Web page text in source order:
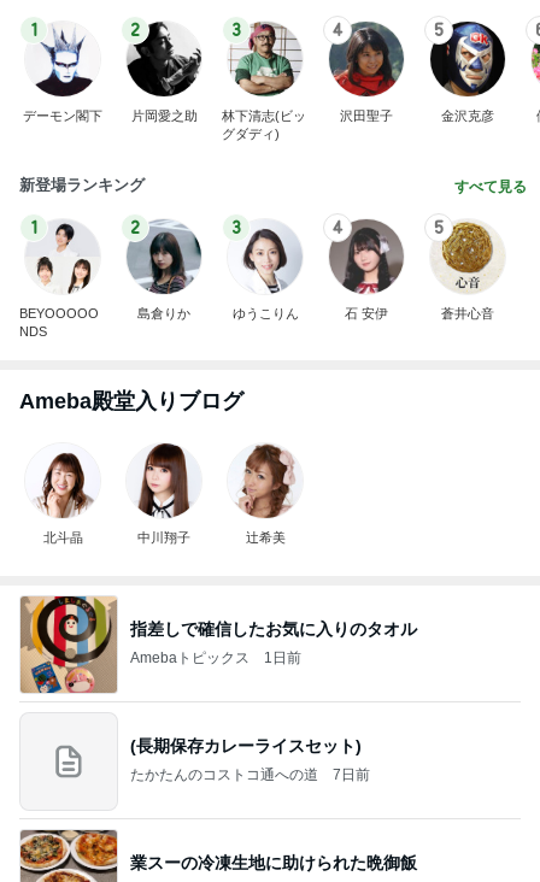
1
デーモン閣下
2
片岡愛之助
3
林下清志(ビッ
グダディ)
4
沢田聖子
5
金沢克彦
新登場ランキング すべて見る
1
BEYOOOOO
NDS
2
島倉りか
3
ゆうこりん
4
石 安伊
5
蒼井心音
Ameba殿堂入りブログ
北斗晶 中川翔子 辻希美
指差しで確信したお気に入りのタオル
Amebaトピックス 1日前
(長期保存カレーライスセット)
たかたんのコストコ通への道 7日前
業スーの冷凍生地に助けられた晩御飯